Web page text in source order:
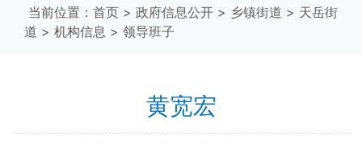
当前位置： 首页 > 政府信息公开 > 乡镇街道 > 天岳街
道 > 机构信息 > 领导班子
黄宽宏